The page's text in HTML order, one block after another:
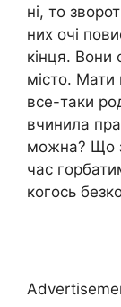
ні, то
них очі
кінця. Вони
місто.
все-таки
вчинила
можна? Що
час
когось